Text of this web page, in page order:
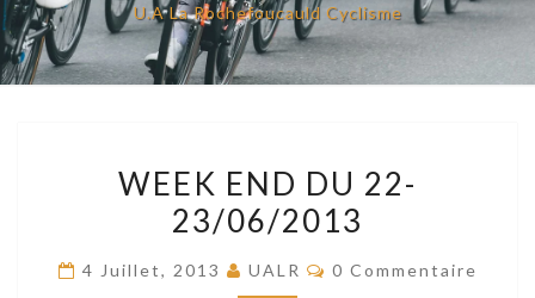
U.A La Rochefoucauld Cyclisme
END
DU
23/06/2013
WEEK END DU 22-
23/06/2013
4 Juillet, 2013 UALR Commentaires
0 Commentaire